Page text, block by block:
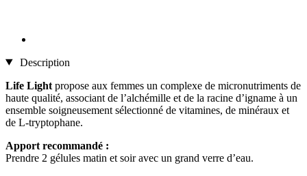
Description
Life Light propose aux femmes un complexe de micronutriments de
haute qualité, associant de l’alchémille et de la racine d’igname à un
ensemble soigneusement sélectionné de vitamines, de minéraux et
de L-tryptophane.
Apport recommandé :
Prendre 2 gélules matin et soir avec un grand verre d’eau.